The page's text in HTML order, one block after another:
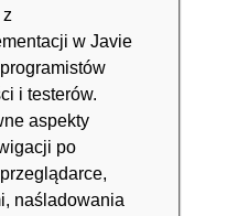
z
w Javie
i testerów.
aspekty
po
naśladowania